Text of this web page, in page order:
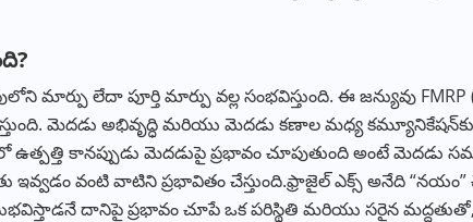
మార్పు లేదా పూర్తి మార్పు వల్ల సంభవిస్తుంది. ఈ జన్యువు
మెదడు అభివృద్ధి మరియు మెదడు కణాల మధ్య కమ్యూనికేషన్‌కు
కానప్పుడు మెదడుపై ప్రభావం చూపుతుంది అంటే
వంటి వాటిని ప్రభావితం చేస్తుంది.ఫ్రాజైల్ ఎక్స్ అనేది “నయం”
దానిపై ప్రభావం చూపే ఒక పరిస్థితి మరియు సరైన మద్దతుతో,